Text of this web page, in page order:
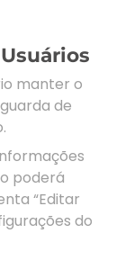
manter o
de
poderá
“Editar
do